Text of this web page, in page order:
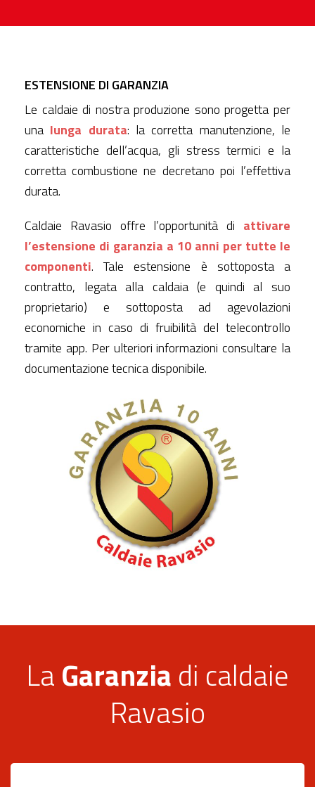
ESTENSIONE DI GARANZIA
Le caldaie di nostra produzione sono progetta per
una lunga durata: la corretta manutenzione, le
caratteristiche dell’acqua, gli stress termici e la
corretta combustione ne decretano poi l’effettiva
durata.
Caldaie Ravasio offre l’opportunità di attivare
l’estensione di garanzia a 10 anni per tutte le
componenti. Tale estensione è sottoposta a
contratto, legata alla caldaia (e quindi al suo
proprietario) e sottoposta ad agevolazioni
economiche in caso di fruibilità del telecontrollo
tramite app. Per ulteriori informazioni consultare la
documentazione tecnica disponibile.
LaGaranziadi caldaie
Ravasio